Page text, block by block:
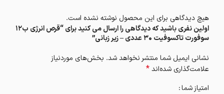
هیچ دیدگاهی برای این محصول نوشته نشده است.
اولین نفری باشید که دیدگاهی را ارسال می کنید برای “قرص انرژی ب12
سوفورت تاکسوفیت 30 عددی – زیر زبانی”
نشانی ایمیل شما منتشر نخواهد شد. بخش‌های موردنیاز
علامت‌گذاری شده‌اند*
امتیاز شما